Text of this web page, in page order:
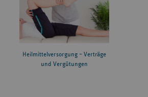
Heilmittelversorgung – Verträge
und Vergütungen